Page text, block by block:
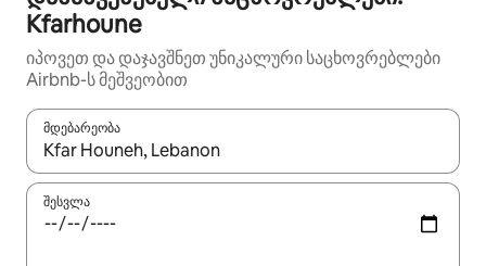
Kfarhoune
იპოვეთ და დაჯავშნეთ უნიკალური საცხოვრებლები
Airbnb-ს მეშვეობით
მდებარეობა
როცა შედეგები ხელმისაწვდომი გახდება, ნავიგაციისთვის
შესვლა